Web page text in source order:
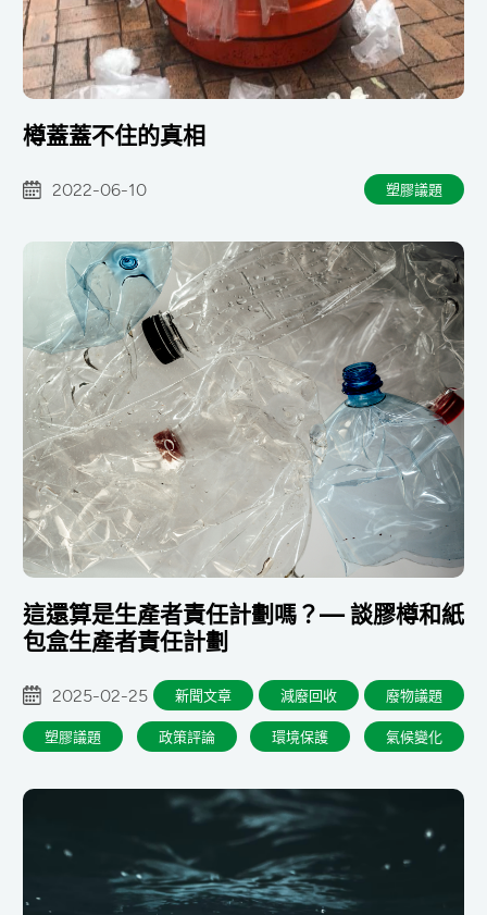
樽蓋蓋不住的真相
2022-06-10 塑膠議題
這還算是生產者責任計劃嗎？— 談膠樽和紙
包盒生產者責任計劃
2025-02-25 新聞文章 減廢回收 廢物議題
塑膠議題 政策評論 環境保護 氣候變化